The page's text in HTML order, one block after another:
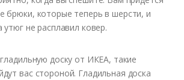
брюки, которые теперь в шерсти, и
не расплавил ковер.
доску от ИКЕА, такие
вас стороной. Гладильная доска